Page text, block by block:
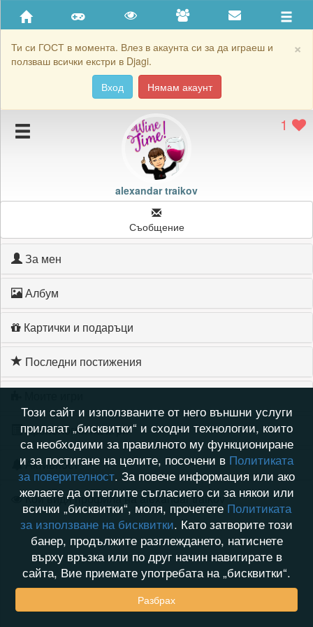
×
Ти си ГОСТ в момента. Влез в акаунта си за да играеш и
ползваш всички екстри в Djagi.
Вход
Нямам акаунт
Приятели
Хронология на игри
Подаръците на alexandar traikov
Картичките на alexandar traikov
Блокирай alexandar traikov
1
alexandar traikov
Съобщение
За мен
Албум
Картички и подаръци
Последни постижения
Хронология на игри
Активност
Кой видя профила на alexandar traikov
Този сайт и използваните от него външни услуги
прилагат „бисквитки“ и сходни технологии, които
са необходими за правилното му функциониране
и за постигане на целите, посочени в Политиката
за поверителност. За повече информация или ако
желаете да оттеглите съгласието си за някои или
всички „бисквитки“, моля, прочетете Политиката
за използване на бисквитки. Като затворите този
банер, продължите разглеждането, натиснете
върху връзка или по друг начин навигирате в
сайта, Вие приемате употребата на „бисквитки“.
Разбрах